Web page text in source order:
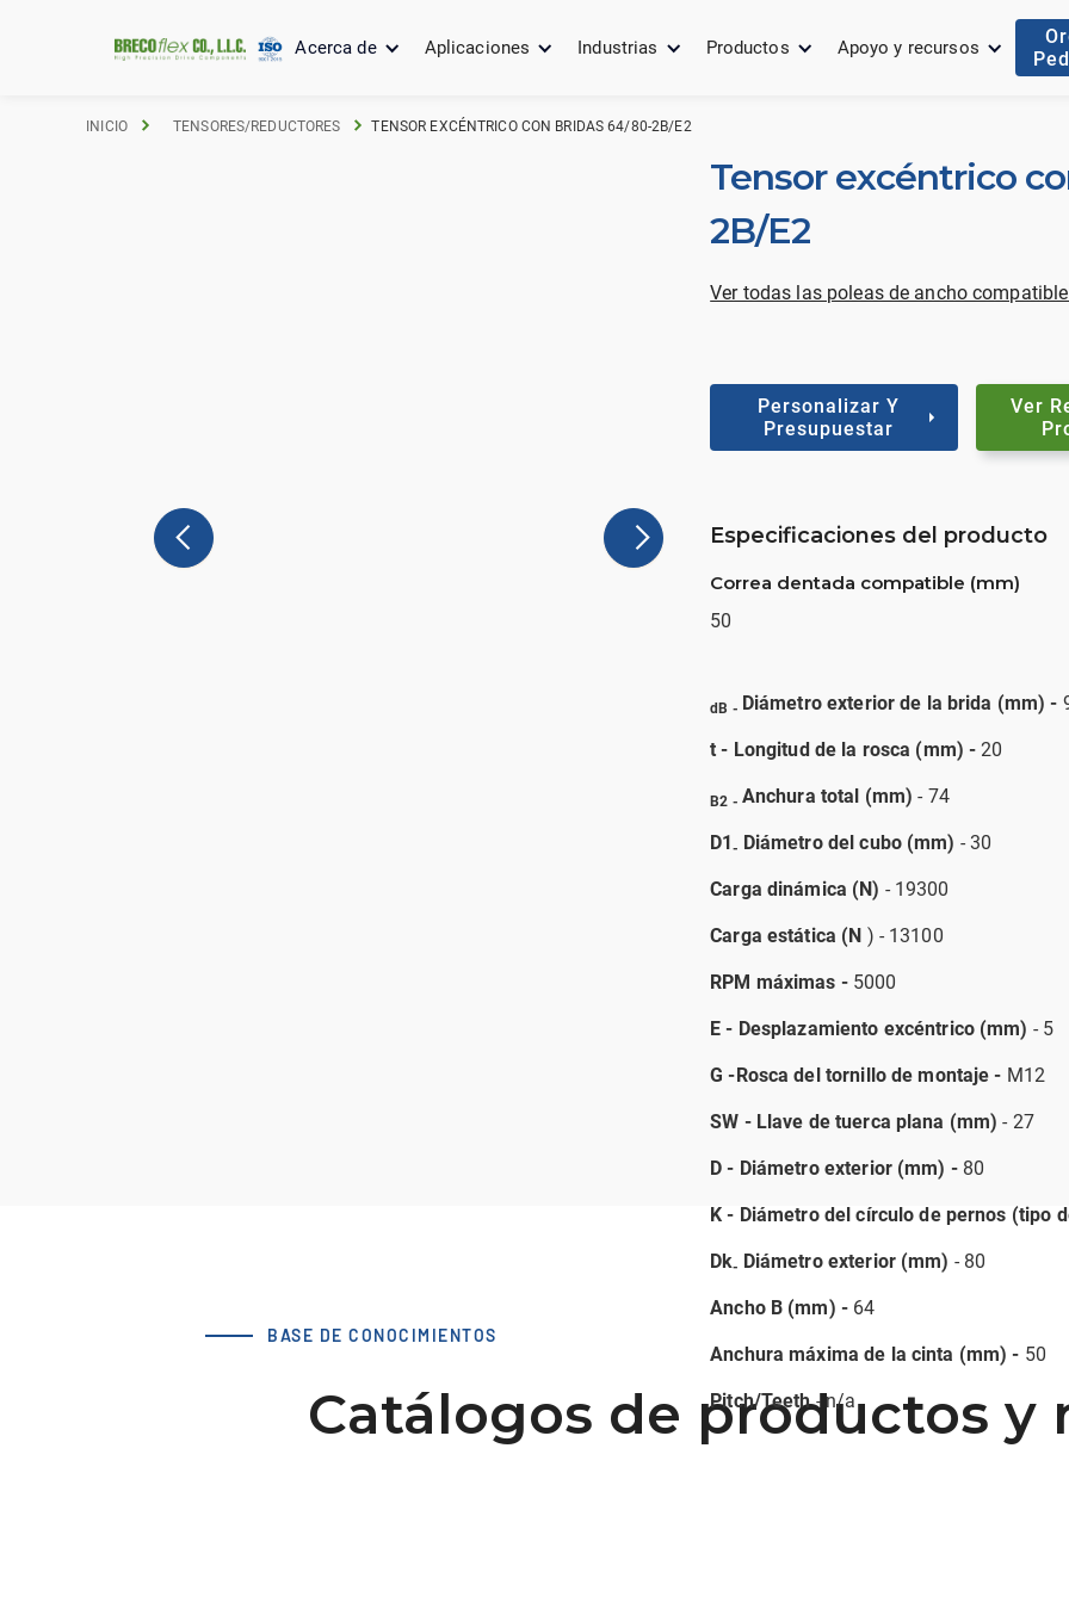
Acerca de Aplicaciones Industrias Productos Apoyo y recursos
INICIO TENSORES/REDUCTORES TENSOR EXCÉNTRICO CON BRIDAS 64/80-2B/E2
Tensor excéntrico
2B/E2
Ver todas las poleas de ancho
Personalizar Y
Presupuestar
Ver
Especificaciones del producto
Correa dentada compatible (mm)
50
dB - Diámetro exterior de la brida (mm) -
t - Longitud de la rosca (mm) -20
B2 - Anchura total (mm) - 74
D1- Diámetro del cubo (mm) - 30
Carga dinámica (N) - 19300
Carga estática (N ) - 13100
RPM máximas - 5000
E - Desplazamiento excéntrico (mm) - 5
G -Rosca del tornillo de montaje - M12
SW - Llave de tuerca plana (mm) - 27
D - Diámetro exterior (mm) - 80
K - Diámetro del círculo de pernos (tipo
Dk- Diámetro exterior (mm) - 80
Ancho B (mm) - 64
Anchura máxima de la cinta (mm) - 50
Pitch/Teeth- n/a
BASE DE CONOCIMIENTOS
Catálogos de productos y